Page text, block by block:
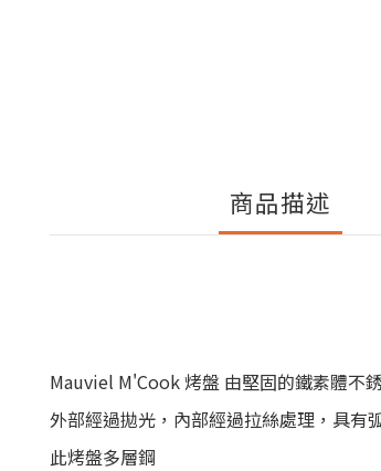
商品描述
Mauviel M'Cook 烤盤 由堅固的鐵素體不
外部經過拋光，內部經過拉絲處理，具有
此烤盤多層鋼